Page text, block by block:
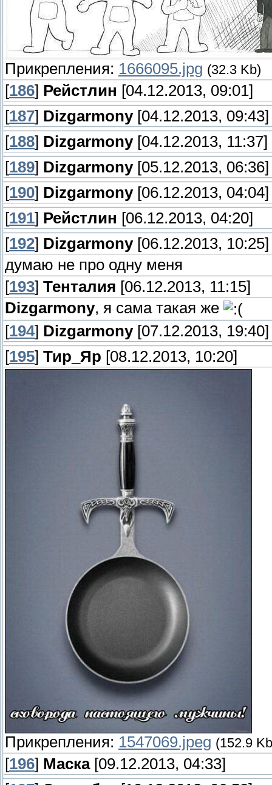
Прикрепления: 1666095.jpg (32.3 Kb)
[186] Рейстлин [04.12.2013, 09:01]
[187] Dizgarmony[04.12.2013, 09:43]
[188] Dizgarmony[04.12.2013, 11:37]
[189] Dizgarmony[05.12.2013, 06:36]
[190] Dizgarmony[06.12.2013, 04:04]
[191] Рейстлин [06.12.2013, 04:20]
[192] Dizgarmony[06.12.2013, 10:25]
думаю не про одну меня
[193] Тенталия [06.12.2013, 11:15]
Dizgarmony, я сама такая же
[194] Dizgarmony[07.12.2013, 19:40]
[195] Тир_Яр [08.12.2013, 10:20]
Прикрепления: 1547069.jpeg (152.9
[196] Маска[09.12.2013, 04:33]